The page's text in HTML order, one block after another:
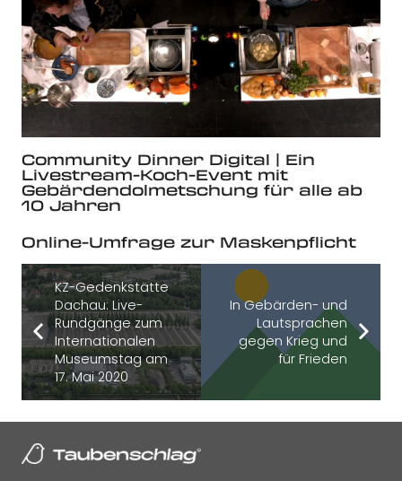
Community Dinner Digital | Ein
Livestream-Koch-Event mit
Gebärdendolmetschung für alle ab
10 Jahren
Online-Umfrage zur Maskenpflicht
KZ-Gedenkstätte
Dachau: Live-
Rundgänge zum
Internationalen
Museumstag am
17. Mai 2020
In Gebärden- und
Lautsprachen
gegen Krieg und
für Frieden